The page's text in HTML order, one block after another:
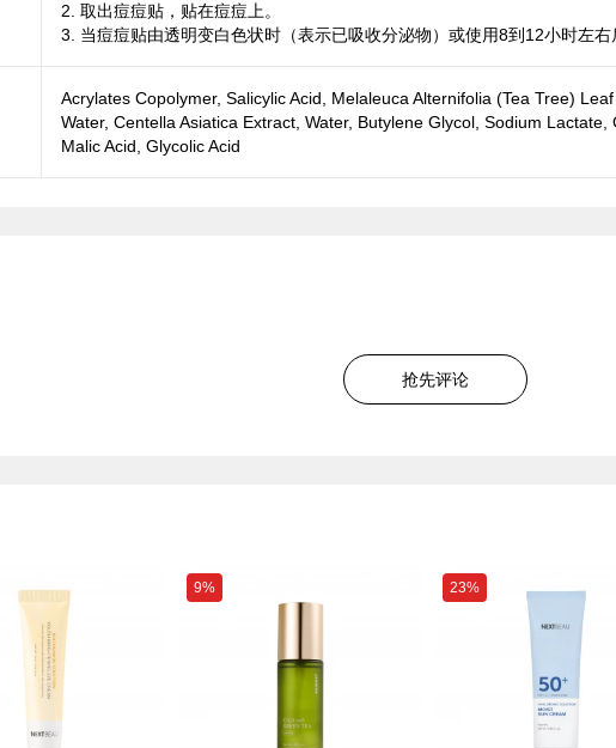
2. 取出痘痘贴，贴在痘痘上。
3. 当痘痘贴由透明变白色状时（表示已吸收分泌物）或使用8到12小时左右
Acrylates Copolymer, Salicylic Acid, Melaleuca Alternifolia (Tea Tree)
Water, Centella Asiatica Extract, Water, Butylene Glycol, Sodium
Malic Acid, Glycolic Acid
抢先评论
9% 23%